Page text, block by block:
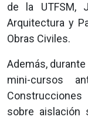
de la UTFSM,
Arquitectura y
Obras Civiles.
Además,
mini-cursos
sobre aislación